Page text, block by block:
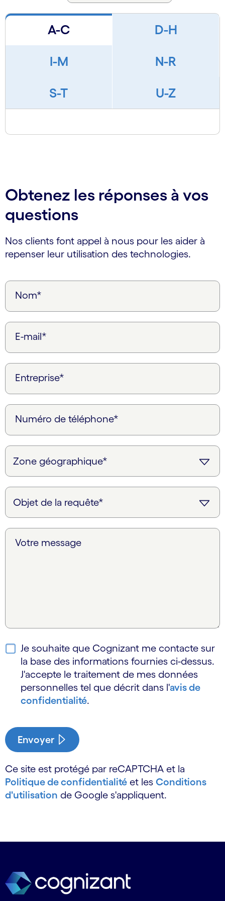
A-C D-H
I-M N-R
S-T U-Z
Obtenez les réponses à vos
questions
Nos clients font appel à nous pour les aider à
repenser leur utilisation des technologies.
Nom*
E-mail*
Entreprise*
Numéro de téléphone*
Votre message
Je souhaite que Cognizant me contacte sur
la base des informations fournies ci-dessus.
J'accepte le traitement de mes données
personnelles tel que décrit dans l'avis de
confidentialité.
Envoyer
Ce site est protégé par reCAPTCHA et la
Politique de confidentialité et les Conditions
d'utilisation de Google s'appliquent.